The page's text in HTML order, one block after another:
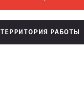
ТЕРРИТОРИЯ РАБОТЫ